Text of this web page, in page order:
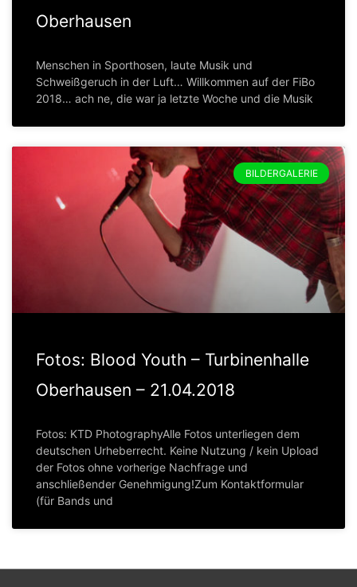
Oberhausen
Menschen in Sporthosen, laute Musik und
Schweißgeruch in der Luft… Willkommen auf der FiBo
2018… ach ne, die war ja letzte Woche und die Musik
BILDERGALERIE
Fotos: Blood Youth – Turbinenhalle
Oberhausen – 21.04.2018
Fotos: KTD PhotographyAlle Fotos unterliegen dem
deutschen Urheberrecht. Keine Nutzung / kein Upload
der Fotos ohne vorherige Nachfrage und
anschließender Genehmigung!Zum Kontaktformular
(für Bands und